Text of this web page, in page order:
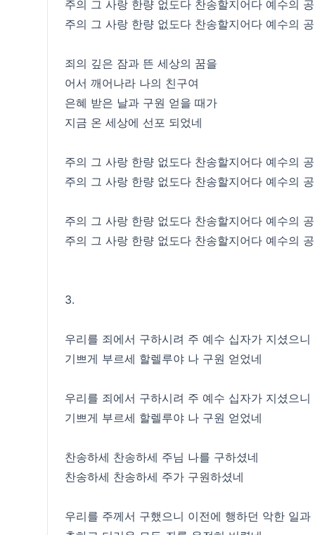
주의 그 사랑 한량 없도다 찬송할지어다 예수의
주의 그 사랑 한량 없도다 찬송할지어다 예수의
죄의 깊은 잠과 뜬 세상의 꿈을
어서 깨어나라 나의 친구여
은혜 받은 날과 구원 얻을 때가
지금 온 세상에 선포 되었네
주의 그 사랑 한량 없도다 찬송할지어다 예수의
주의 그 사랑 한량 없도다 찬송할지어다 예수의
주의 그 사랑 한량 없도다 찬송할지어다 예수의
주의 그 사랑 한량 없도다 찬송할지어다 예수의
3.
우리를 죄에서 구하시려 주 예수 십자가 지셨으니
기쁘게 부르세 할렐루야 나 구원 얻었네
우리를 죄에서 구하시려 주 예수 십자가 지셨으니
기쁘게 부르세 할렐루야 나 구원 얻었네
찬송하세 찬송하세 주님 나를 구하셨네
찬송하세 찬송하세 주가 구원하셨네
우리를 주께서 구했으니 이전에 행하던 악한 일과